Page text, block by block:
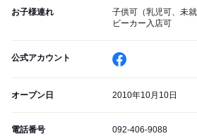
お子様連れ
子供可（乳児可、未
ビーカー入店可
公式アカウント
オープン日 2010年10月10日
電話番号 092-406-9088